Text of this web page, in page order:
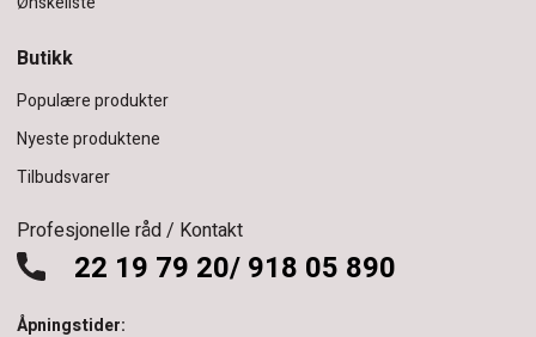
Butikk
Populære produkter
Nyeste produktene
Tilbudsvarer
Profesjonelle råd / Kontakt
22 19 79 20/ 918 05 890
Åpningstider: